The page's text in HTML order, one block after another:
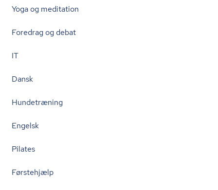
Yoga og meditation
Foredrag og debat
IT
Dansk
Hundetræning
Engelsk
Pilates
Førstehjælp